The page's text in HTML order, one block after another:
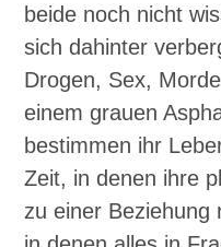
beide noch nicht
sich dahinter
Drogen, Sex,
einem grauen
bestimmen ihr
Zeit, in denen ihre
zu einer Beziehung